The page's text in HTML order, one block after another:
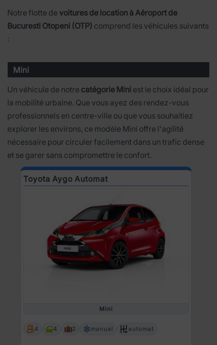
Notre flotte de voitures de location à Aéroport de
Bucuresti Otopeni (OTP) comprend les véhicules suivants
:
Mini
Un véhicule de notre catégorie Mini est le choix idéal pour
la mobilité urbaine. Que vous ayez des rendez-vous
professionnels en centre-ville ou que vous souhaitiez
explorer les environs, ce modèle Mini offre l'agilité
nécessaire pour circuler facilement dans un trafic dense
et se garer sans compromettre le confort.
Toyota Aygo Automat
Mini
4 4 2 manual automat